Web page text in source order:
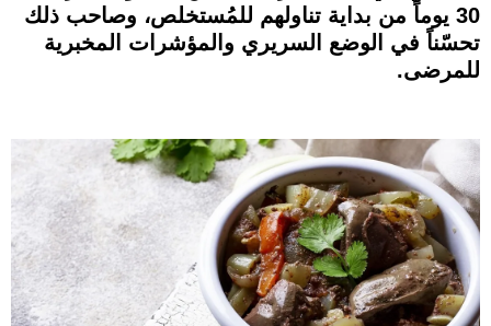
30 يوماً من بداية تناولهم للمُستخلص، وصاحب ذلك
تحسّناً في الوضع السريري والمؤشرات المخبرية
للمرضى.